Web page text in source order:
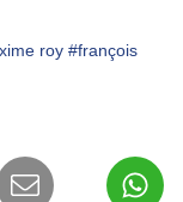
roy #françois